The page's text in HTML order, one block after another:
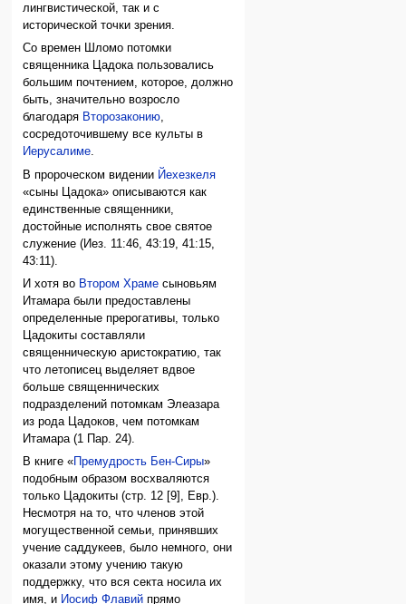
лингвистической, так и с
исторической точки зрения.
Со времен Шломо потомки
священника Цадока пользовались
большим почтением, которое, должно
быть, значительно возросло
благодаря Второзаконию,
сосредоточившему все культы в
Иерусалиме.
В пророческом видении Йехезкеля
«сыны Цадока» описываются как
единственные священники,
достойные исполнять свое святое
служение (Иез. 11:46, 43:19, 41:15,
43:11).
И хотя во Втором Храме сыновьям
Итамара были предоставлены
определенные прерогативы, только
Цадокиты составляли
священническую аристократию, так
что летописец выделяет вдвое
больше священнических
подразделений потомкам Элеазара
из рода Цадоков, чем потомкам
Итамара (1 Пар. 24).
В книге « Премудрость Бен-Сиры»
подобным образом восхваляются
только Цадокиты (стр. 12 [9], Евр.).
Несмотря на то, что членов этой
могущественной семьи, принявших
учение саддукеев, было немного, они
оказали этому учению такую ​​
поддержку, что вся секта носила их
имя, и Иосиф Флавий прямо